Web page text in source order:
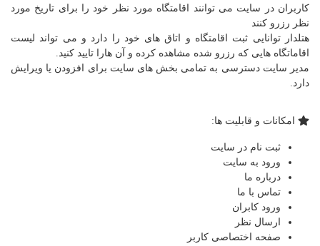
کاربران در سایت می توانند اقامتگاه مورد نظر خود را برای تاریخ مورد
نظر رزرو کنند
هتلدار توانایی ثبت اقامتگاه و اتاق های خود را دارد و می تواند لیست
اقاماتگاه هایی که رزرو شده مشاهده کرده و آن هارا تایید کنید.
مدیر سایت دسترسی به تمامی بخش های سایت برای افزودن یا ویرایش
دارد.
امکانات و قابلیت ها:
ثبت نام در سایت
ورود به سایت
درباره ما
تماس با ما
ورود کابران
ارسال نظر
صفحه اختصاصی کاربر